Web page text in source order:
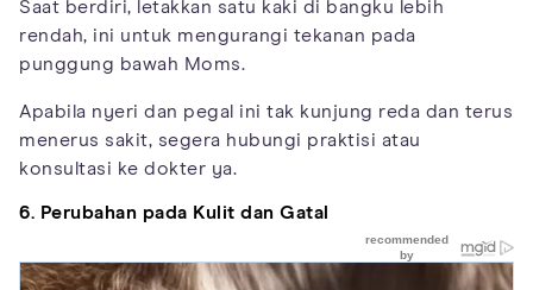
Saat berdiri, letakkan satu kaki di bangku lebih
rendah, ini untuk mengurangi tekanan pada
punggung bawah Moms.
Apabila nyeri dan pegal ini tak kunjung reda dan terus
menerus sakit, segera hubungi praktisi atau
konsultasi ke dokter ya.
6. Perubahan pada Kulit dan Gatal